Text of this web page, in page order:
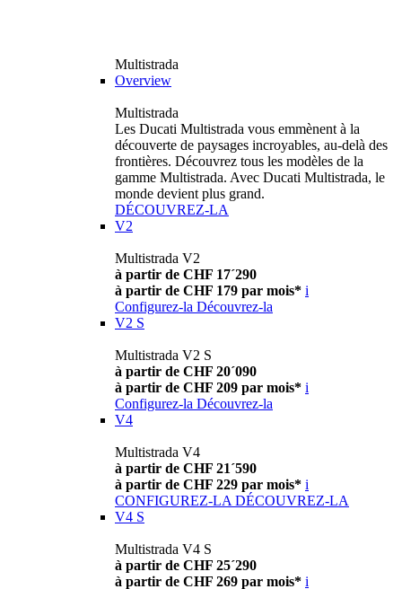
Multistrada
Overview
Multistrada
Les Ducati Multistrada vous emmènent à la
découverte de paysages incroyables, au-delà des
frontières. Découvrez tous les modèles de la
gamme Multistrada. Avec Ducati Multistrada, le
monde devient plus grand.
DÉCOUVREZ-LA
V2
Multistrada V2
à partir de CHF 17´290
à partir de CHF 179 par mois* i
Configurez-la Découvrez-la
V2 S
Multistrada V2 S
à partir de CHF 20´090
à partir de CHF 209 par mois* i
Configurez-la Découvrez-la
V4
Multistrada V4
à partir de CHF 21´590
à partir de CHF 229 par mois* i
CONFIGUREZ-LA DÉCOUVREZ-LA
V4 S
Multistrada V4 S
à partir de CHF 25´290
à partir de CHF 269 par mois* i